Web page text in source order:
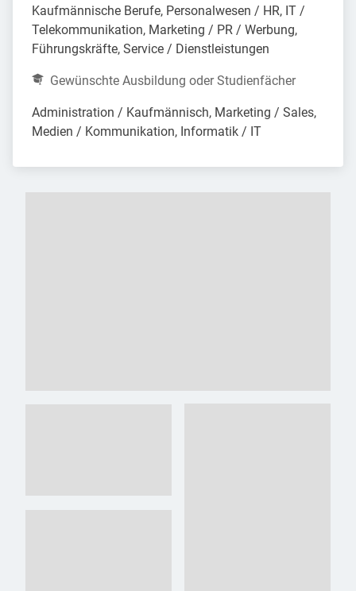
Kaufmännische Berufe, Personalwesen / HR, IT /
Telekommunikation, Marketing / PR / Werbung,
Führungskräfte, Service / Dienstleistungen
Gewünschte Ausbildung oder Studienfächer
Administration / Kaufmännisch, Marketing / Sales,
Medien / Kommunikation, Informatik / IT